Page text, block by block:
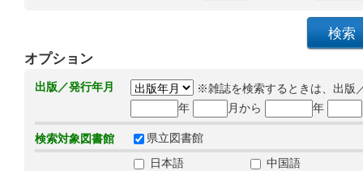
オプション
出版／発行年月
※雑誌を検索するときは、出版
年
月から 年
検索対象図書館 県立図書館
日本語
中国語